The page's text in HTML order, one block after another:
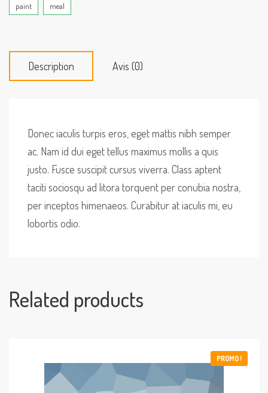
paint meal
Description Avis (0)
Donec iaculis turpis eros, eget mattis nibh semper
ac. Nam id dui eget tellus maximus mollis a quis
justo. Fusce suscipit cursus viverra. Class aptent
taciti sociosqu ad litora torquent per conubia nostra,
per inceptos himenaeos. Curabitur at iaculis mi, eu
lobortis odio.
Related products
PROMO !